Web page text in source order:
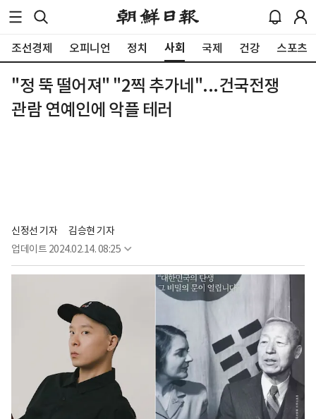
조선경제 오피니언 정치 사회 국제 건강 스포츠
"정 뚝 떨어져" "2찍 추가네"...건국전쟁
관람 연예인에 악플 테러
신정선 기자
김승현 기자
업데이트 2024.02.14. 08:25